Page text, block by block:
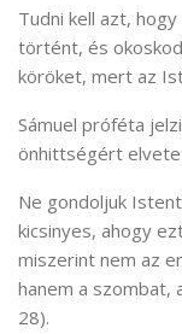
Tudni kell azt,
történt, és
köröket, mert az
Sámuel próféta
önhittségért
Ne gondoljuk
kicsinyes, ahogy
miszerint nem az
hanem a szombat,
28).